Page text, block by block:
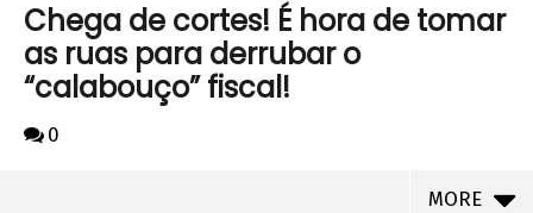
Chega de cortes! É hora de tomar
as ruas para derrubar o
“calabouço” fiscal!
0
MORE